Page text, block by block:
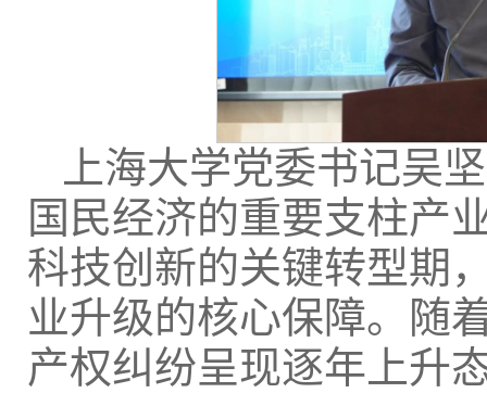
上海大学党委书记吴
国民经济的重要支柱产
科技创新的关键转型期
业升级的核心保障。随
产权纠纷呈现逐年上升